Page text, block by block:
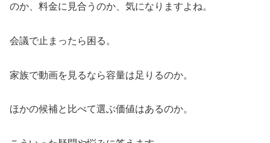
のか、料金に見合うのか、気になりますよね。
会議で止まったら困る。
家族で動画を見るなら容量は足りるのか。
ほかの候補と比べて選ぶ価値はあるのか。